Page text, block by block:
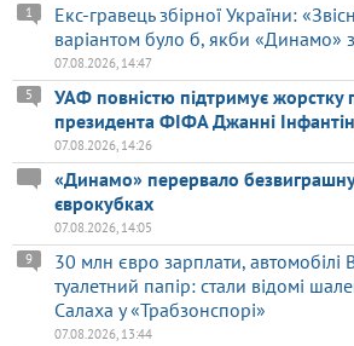
Екс-гравець збірної України:
варіантом було б, якби «Динамо»
1
07.08.2026, 14:47
УАФ повністю підтримує
президента ФІФА Джанні
5
07.08.2026, 14:26
«Динамо» перервало безвиграшну
єврокубках
07.08.2026, 14:05
30 млн євро зарплати, автомобілі
туалетний папір: стали відомі
Салаха у «Трабзонспорі»
9
07.08.2026, 13:44